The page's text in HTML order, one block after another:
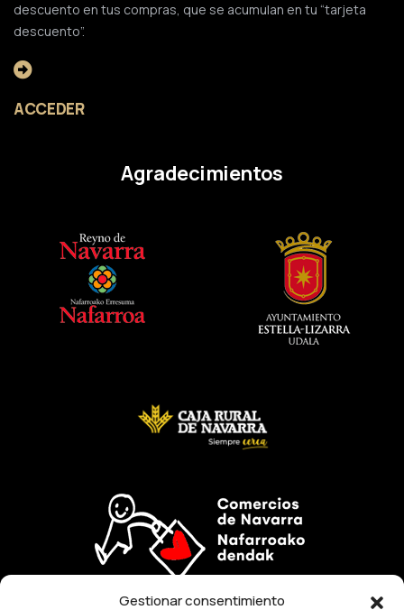
Gestionar consentimiento
descuento en tus compras, que se acumulan en tu “tarjeta
descuento”.
ACCEDER
Agradecimientos